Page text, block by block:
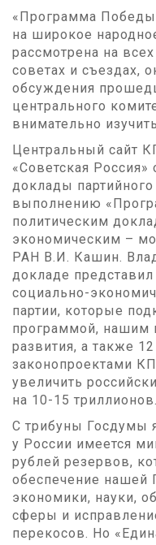
«Программа
на широкое
рассмотрена на
советах и съездах,
обсуждения
центрального
внимательно
Центральный сайт
«Советская
доклады
выполнению
политическим
экономическим –
РАН В.И. Кашин.
докладе
социально-
партии, которые
программой, нашим
развития, а также
законопроектами
увеличить
на 10-15 триллионов.
С трибуны Госдумы
у России имеется
рублей резервов,
обеспечение
экономики, науки,
сферы и
перекосов. Но